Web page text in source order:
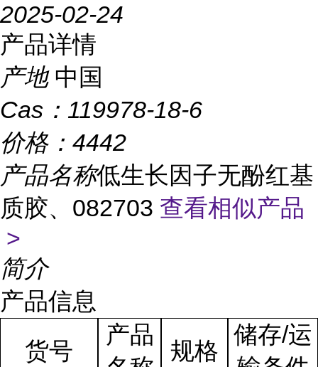
2025-02-24
产品详情
产地 中国
Cas： 119978-18-6
价格： 4442
产品名称低生长因子无酚红基
质胶、082703 查看相似产品
>
简介
产品信息
货号
产品
规格
储存/运